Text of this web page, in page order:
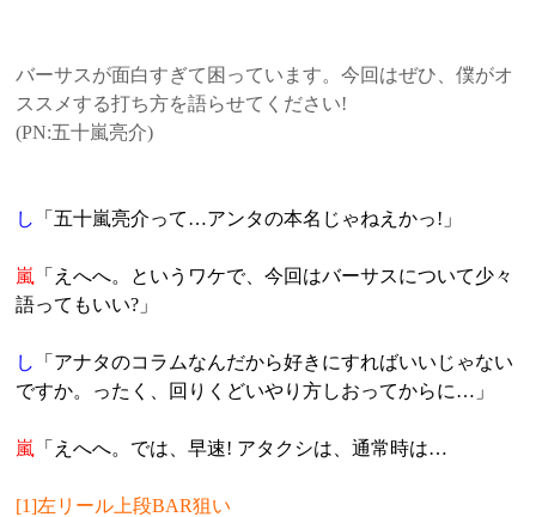
バーサスが面白すぎて困っています。今回はぜひ、僕がオ
ススメする打ち方を語らせてください!
(PN:五十嵐亮介)
し 「五十嵐亮介って…アンタの本名じゃねえかっ!」
嵐
「えへへ。というワケで、今回はバーサスについて少々
語ってもいい?」
し
「アナタのコラムなんだから好きにすればいいじゃない
ですか。ったく、回りくどいやり方しおってからに…」
嵐 「えへへ。では、早速! アタクシは、通常時は…
[1]左リール上段BAR狙い